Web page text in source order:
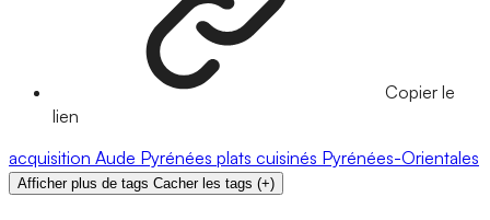
Copier le
lien
acquisition Aude Pyrénées plats cuisinés Pyrénées-Orientales
Afficher plus de tags Cacher les tags (+)